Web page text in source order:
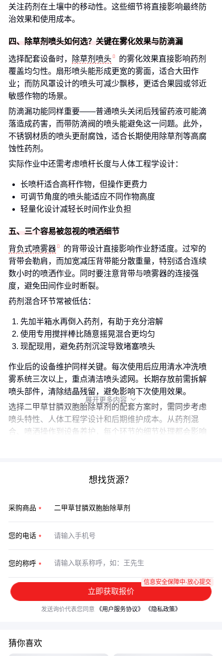
关注药剂在土壤中的移动性。这些细节将直接影响最终防
治效果和使用成本。
四、除草剂喷头如何选？关键在雾化效果与防滴漏
选择配套设备时， 除草剂喷头
的雾化效果直接影响药剂
覆盖均匀性。扇形喷头能形成更宽的雾面，适合大田作
业；而防风罩设计的喷头可减少飘移，更适合果园或邻近
敏感作物的场景。
防滴漏功能同样重要——普通喷头关闭后残留药液可能滴
落造成药害，而带防滴阀的喷头能避免这一问题。此外，
不锈钢材质的喷头更耐腐蚀，适合长期使用除草剂等高腐
蚀性药剂。
实际作业中还需考虑喷杆长度与人体工程学设计：
长喷杆适合高秆作物，但操作更费力
可调节角度的喷头能适应不同作物高度
轻量化设计减轻长时间作业负担
五、三个容易被忽视的喷洒细节
背负式喷雾器
的背带设计直接影响作业舒适度。过窄的
背带会勒肩，而加宽减压背带能分散重量，特别适合连续
数小时的喷洒作业。同时要注意背带与喷雾器的连接强
度，避免田间作业时断裂。
药剂混合环节常被低估：
先加半箱水再倒入药剂，有助于充分溶解
使用专用搅拌棒比随意摇晃混合更均匀
现配现用，避免药剂沉淀导致堵塞喷头
作业后的设备维护同样关键。每次使用后应用清水冲洗喷
雾系统三次以上，重点清洁喷头滤网。长期存放前需拆解
喷头部件，清除结晶残留，避免影响下次使用效果。
选择二甲草甘膦双胞胎除草剂的配套方案时，需同步考虑
喷头特性、人体工程学设计和后期维护成本。从药剂混
合、喷洒操作到设备养护，每个环节的细节处理都会影响
展开更多内容 
想找货源？
采购商品
您的电话
您的称呼
立即获取报价
信息安全保障中·放心提交
发送询价代表您同意 《用户服务协议》 《隐私政策》
猜你喜欢